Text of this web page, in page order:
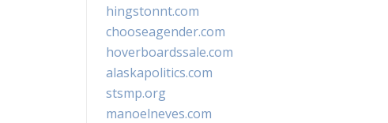
hingstonnt.com
chooseagender.com
hoverboardssale.com
alaskapolitics.com
stsmp.org
manoelneves.com